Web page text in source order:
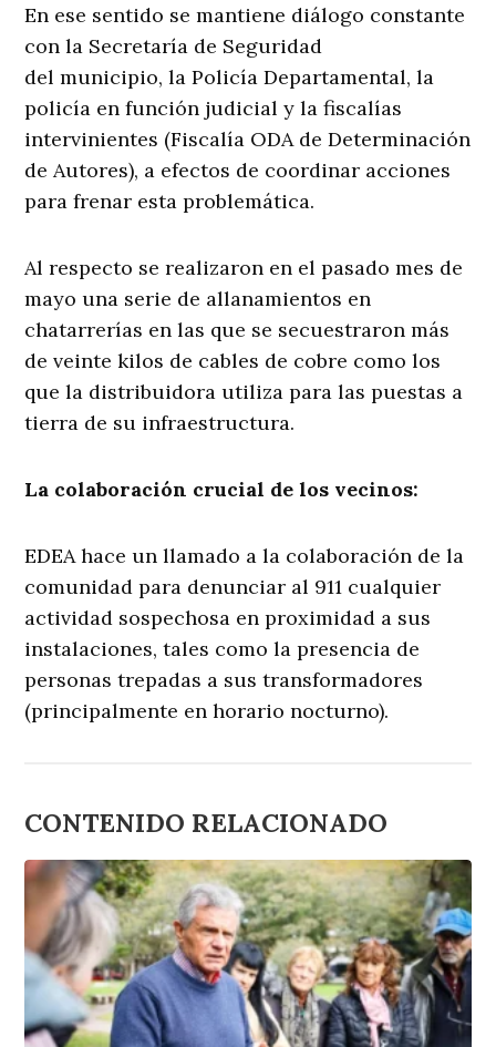
En ese sentido se mantiene diálogo constante
con la Secretaría de Seguridad
del municipio, la Policía Departamental, la
policía en función judicial y la fiscalías
intervinientes (Fiscalía ODA de Determinación
de Autores), a efectos de coordinar acciones
para frenar esta problemática.
Al respecto se realizaron en el pasado mes de
mayo una serie de allanamientos en
chatarrerías en las que se secuestraron más
de veinte kilos de cables de cobre como los
que la distribuidora utiliza para las puestas a
tierra de su infraestructura.
La colaboración crucial de los vecinos:
EDEA hace un llamado a la colaboración de la
comunidad para denunciar al 911 cualquier
actividad sospechosa en proximidad a sus
instalaciones, tales como la presencia de
personas trepadas a sus transformadores
(principalmente en horario nocturno).
CONTENIDO RELACIONADO